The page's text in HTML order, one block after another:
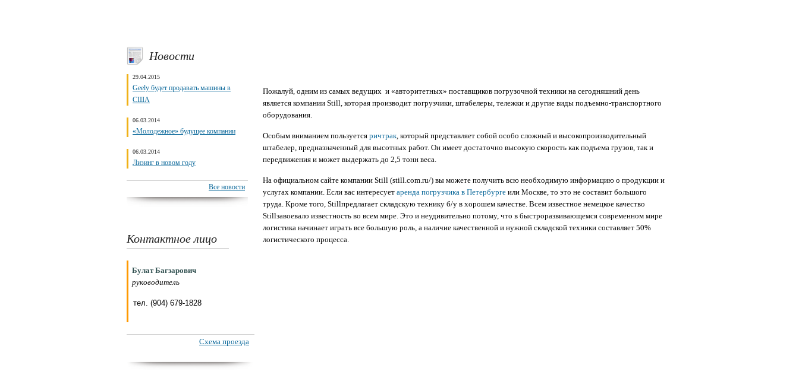
Новости
29.04.2015
Geely будет продавать машины в
США
06.03.2014
«Молодежное» будущее компании
06.03.2014
Лизинг в новом году
Все новости
Контактное лицо
Булат Багзарович
руководитель
тел. (904) 679-1828
Схема проезда
Пожалуй, одним из самых ведущих и «авторитетных» поставщиков погрузочной техники на сегодняшний день
является компании Still, которая производит погрузчики, штабелеры, тележки и другие виды подъемно-транспортного
оборудования.
Особым вниманием пользуется ричтрак , который представляет собой особо сложный и высокопроизводительный
штабелер, предназначенный для высотных работ. Он имеет достаточно высокую скорость как подъема грузов, так и
передвижения и может выдержать до 2,5 тонн веса.
На официальном сайте компании Still (still.com.ru/) вы можете получить всю необходимую информацию о продукции и
услугах компании. Если вас интересует аренда погрузчика в Петербурге или Москве, то это не составит большого
труда. Кроме того, Stillпредлагает складскую технику б/у в хорошем качестве. Всем известное немецкое качество
Stillзавоевало известность во всем мире. Это и неудивительно потому, что в быстроразвивающемся современном мире
логистика начинает играть все большую роль, а наличие качественной и нужной складской техники составляет 50%
логистического процесса.